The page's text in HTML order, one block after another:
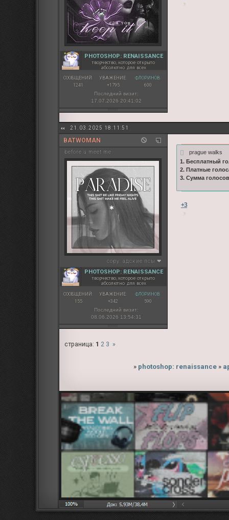
PHOTOSHOP: RENAISSANCE
творчество, которое открыто
абсолютно для всех
СООБЩЕНИЙ:
1241
УВАЖЕНИЕ:
+1795
ФЛОРИНОВ:
600
Последний визит:
17.07.2026 20:41:02
21.03.2025 18:11:51
BATWOMAN
before u meet me
copy: адские псы ❤
PHOTOSHOP: RENAISSANCE
творчество, которое открыто
абсолютно для всех
СООБЩЕНИЙ:
155
УВАЖЕНИЕ:
+342
ФЛОРИНОВ:
590
Последний визит:
08.06.2026 13:54:31
prague walks
1. Бесплатный
2. Платные
3. Сумма
+3
страница: 1 2 3 »
» photoshop: renaissance »